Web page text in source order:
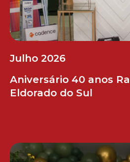
Julho 2026
Aniversário 40 anos
Eldorado do Sul